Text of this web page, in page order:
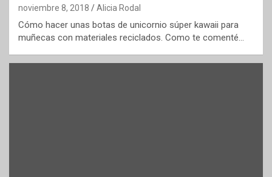
noviembre 8, 2018 Alicia Rodal
Cómo hacer unas botas de unicornio súper kawaii para
muñecas con materiales reciclados. Como te comenté…